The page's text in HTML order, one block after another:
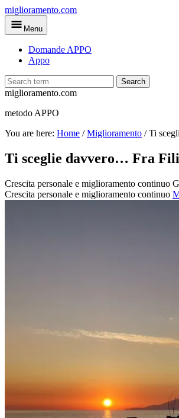
Skip
to
main
miglioramento.com
Menu
Domande APPO
Appo
Search
miglioramento.com
metodo APPO
You are here: Home /Miglioramento /Ti
Ti sceglie davvero… Fra
Crescita personale e miglioramento continuo
Crescita personale e miglioramento continuo